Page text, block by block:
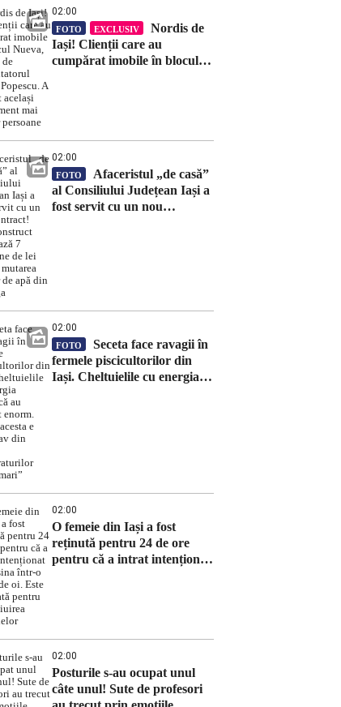
02:00
FOTO EXCLUSIV
Nordis de
Iași! Clienții care au
cumpărat imobile în blocul
02:00
FOTO
Afaceristul „de casă”
al Consiliului Județean Iași a
fost servit cu un nou
02:00
FOTO
Seceta face ravagii în
fermele piscicultorilor din
Iași. Cheltuielile cu energia
02:00
O femeie din Iași a fost
reținută pentru 24 de ore
pentru că a intrat intenționat
02:00
Posturile s-au ocupat unul
câte unul! Sute de profesori